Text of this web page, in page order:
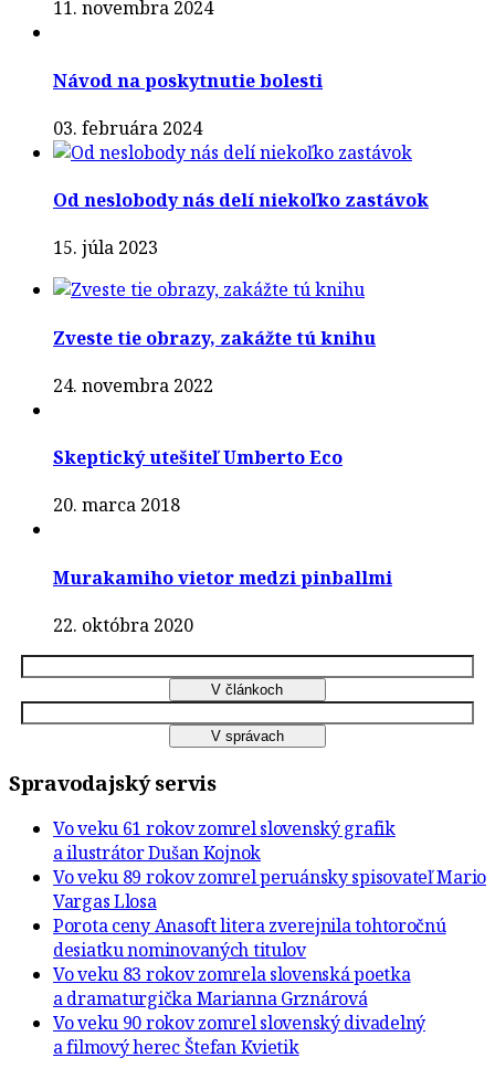
11. novembra 2024
Návod na poskytnutie bolesti
03. februára 2024
Od neslobody nás delí niekoľko zastávok
15. júla 2023
Zveste tie obrazy, zakážte tú knihu
24. novembra 2022
Skeptický utešiteľ Umberto Eco
20. marca 2018
Murakamiho vietor medzi pinballmi
22. októbra 2020
Spravodajský servis
Vo veku 61 rokov zomrel slovenský grafik
a ilustrátor Dušan Kojnok
Vo veku 89 rokov zomrel peruánsky spisovateľ Mario
Vargas Llosa
Porota ceny Anasoft litera zverejnila tohtoročnú
desiatku nominovaných titulov
Vo veku 83 rokov zomrela slovenská poetka
a dramaturgička Marianna Grznárová
Vo veku 90 rokov zomrel slovenský divadelný
a filmový herec Štefan Kvietik